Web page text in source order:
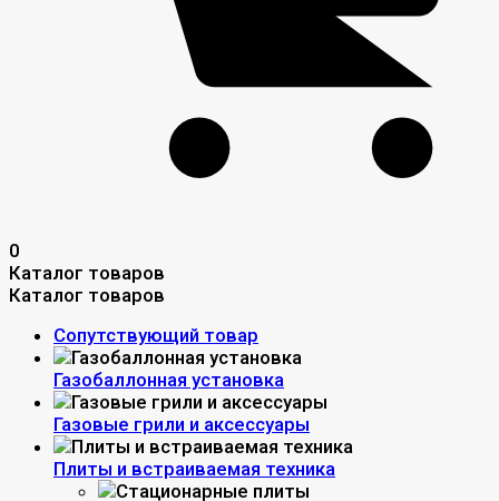
0
Каталог товаров
Каталог товаров
Сопутствующий товар
Газобаллонная установка
Газовые грили и аксессуары
Плиты и встраиваемая техника